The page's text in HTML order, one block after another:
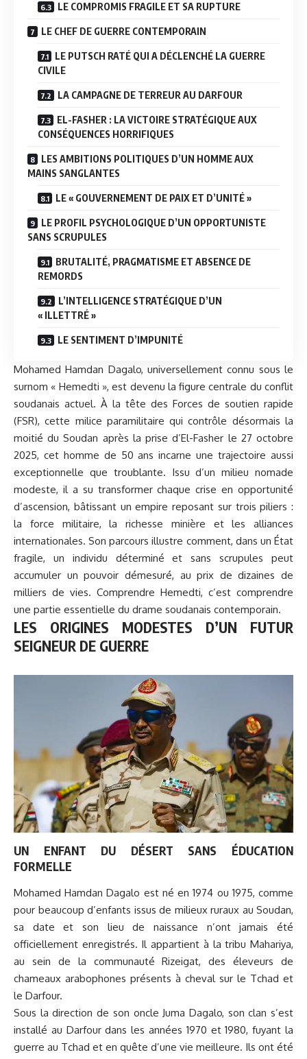
LE COMPROMIS FRAGILE ET SA RUPTURE
LE CHEF DE GUERRE CONTEMPORAIN
LE PUTSCH RATÉ QUI A DÉCLENCHÉ LA GUERRE
CIVILE
LA CAMPAGNE DE TERREUR AU DARFOUR
EL-FASHER : LA VICTOIRE STRATÉGIQUE AUX
CONSÉQUENCES HORRIFIQUES
LES AMBITIONS POLITIQUES D’UN HOMME AUX
MAINS SANGLANTES
LE « GOUVERNEMENT DE PAIX ET D’UNITÉ »
LE PROFIL PSYCHOLOGIQUE D’UN OPPORTUNISTE
SANS SCRUPULES
BRUTALITÉ, PRAGMATISME ET ABSENCE DE
REMORDS
L’INTELLIGENCE STRATÉGIQUE D’UN
« ILLETTRÉ »
LE SENTIMENT D’IMPUNITÉ
Mohamed Hamdan Dagalo, universellement connu sous le
surnom « Hemedti », est devenu la figure centrale du conflit
soudanais actuel. À la tête des Forces de soutien rapide
(FSR), cette milice paramilitaire qui contrôle désormais la
moitié du Soudan après la prise d’El-Fasher le 27 octobre
2025, cet homme de 50 ans incarne une trajectoire aussi
exceptionnelle que troublante. Issu d’un milieu nomade
modeste, il a su transformer chaque crise en opportunité
d’ascension, bâtissant un empire reposant sur trois piliers :
la force militaire, la richesse minière et les alliances
internationales. Son parcours illustre comment, dans un État
fragile, un individu déterminé et sans scrupules peut
accumuler un pouvoir démesuré, au prix de dizaines de
milliers de vies. Comprendre Hemedti, c’est comprendre
une partie essentielle du drame soudanais contemporain.
LES ORIGINES MODESTES D’UN FUTUR
SEIGNEUR DE GUERRE
UN ENFANT DU DÉSERT SANS ÉDUCATION
FORMELLE
Mohamed Hamdan Dagalo est né en 1974 ou 1975, comme
pour beaucoup d’enfants issus de milieux ruraux au Soudan,
sa date et son lieu de naissance n’ont jamais été
officiellement enregistrés. Il appartient à la tribu Mahariya,
au sein de la communauté Rizeigat, des éleveurs de
chameaux arabophones présents à cheval sur le Tchad et
le Darfour.
Sous la direction de son oncle Juma Dagalo, son clan s’est
installé au Darfour dans les années 1970 et 1980, fuyant la
guerre au Tchad et en quête d’une vie meilleure. Ils ont été